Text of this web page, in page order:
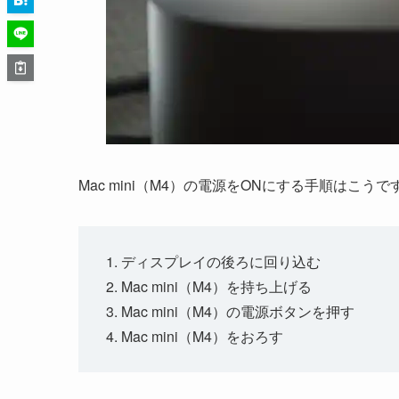
Mac mini（M4）の電源をONにする手順はこうで
ディスプレイの後ろに回り込む
Mac mini（M4）を持ち上げる
Mac mini（M4）の電源ボタンを押す
Mac mini（M4）をおろす